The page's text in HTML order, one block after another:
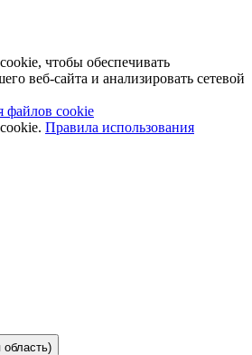
чтобы обеспечивать
веб-сайта и анализировать сетевой
файлов cookie
Правила использования
область)